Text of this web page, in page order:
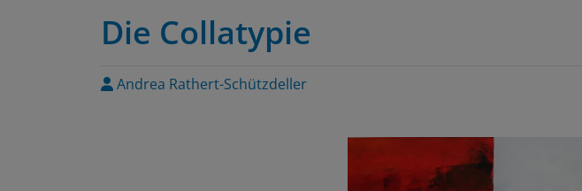
Die Collatypie
Andrea Rathert-Schützdeller